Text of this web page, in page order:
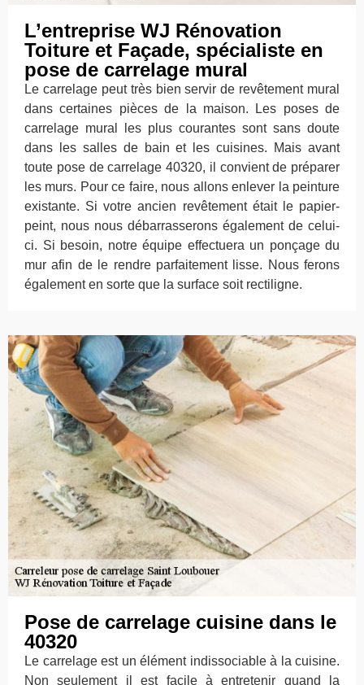
L’entreprise WJ Rénovation
Toiture et Façade, spécialiste en
pose de carrelage mural
Le carrelage peut très bien servir de revêtement mural
dans certaines pièces de la maison. Les poses de
carrelage mural les plus courantes sont sans doute
dans les salles de bain et les cuisines. Mais avant
toute pose de carrelage 40320, il convient de préparer
les murs. Pour ce faire, nous allons enlever la peinture
existante. Si votre ancien revêtement était le papier-
peint, nous nous débarrasserons également de celui-
ci. Si besoin, notre équipe effectuera un ponçage du
mur afin de le rendre parfaitement lisse. Nous ferons
également en sorte que la surface soit rectiligne.
Pose de carrelage cuisine dans le
40320
Le carrelage est un élément indissociable à la cuisine.
Non seulement il est facile à entretenir quand la